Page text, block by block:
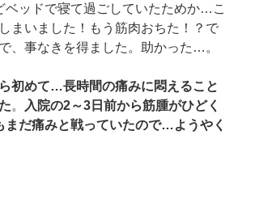
ベッドで寝て過ごしていたためか…こ
まいました！もう筋肉おちた！？で
、事なきを得ました。助かった…。
初めて…長時間の痛みに悶えること
。
入院の2～3日前から筋腫がひどく
だ痛みと戦っていたので…ようやく